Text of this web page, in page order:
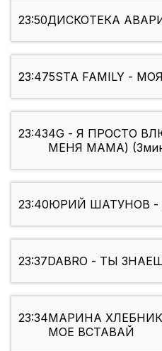
23:50ДИСКОТЕКА
23:475STA FAMILY -
23:434G - Я ПРОСТО
МЕНЯ МАМА)
23:40ЮРИЙ ШАТУНОВ -
23:37DABRO - ТЫ
23:34МАРИНА
МОЕ ВСТАВАЙ